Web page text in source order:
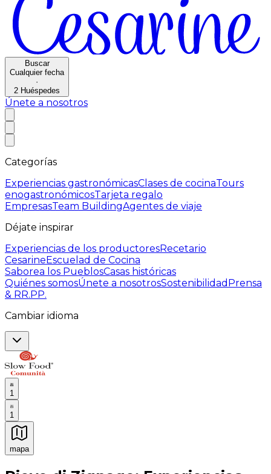
Buscar
Cualquier fecha
·
2 Huéspedes
Únete a nosotros
Categorías
Experiencias gastronómicasClases de cocinaTours
enogastronómicosTarjeta regalo
EmpresasTeam BuildingAgentes de viaje
Déjate inspirar
Experiencias de los productoresRecetario
CesarineEscuelad de Cocina
Saborea los PueblosCasas históricas
Quiénes somosÚnete a nosotrosSostenibilidad Prensa
& RR.PP.
Cambiar idioma
1
1
mapa